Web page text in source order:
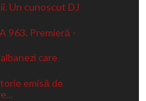
Un cunoscut DJ
963. Premieră -
care
emisă de